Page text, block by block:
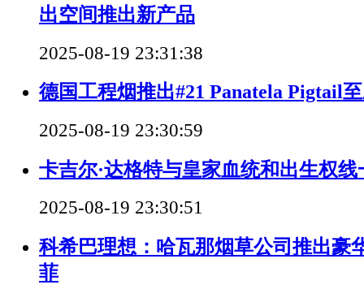
出空间推出新产品
2025-08-19 23:31:38
德国工程烟推出#21 Panatela Pigtail
2025-08-19 23:30:59
卡吉尔·达格特与皇家血统和出生权
2025-08-19 23:30:51
科希巴理想：哈瓦那烟草公司推出豪
菲